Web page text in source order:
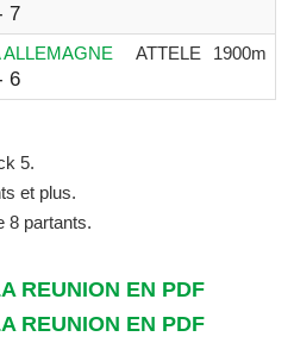
7
6
ATTELE 1900m
5.
et plus.
8 partants.
REUNION EN PDF
REUNION EN PDF